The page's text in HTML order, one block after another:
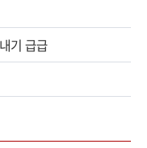
기 급급